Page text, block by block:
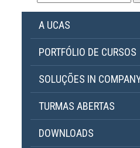
A UCAS
PORTFÓLIO DE CURSOS
SOLUÇÕES IN
TURMAS ABERTAS
DOWNLOADS